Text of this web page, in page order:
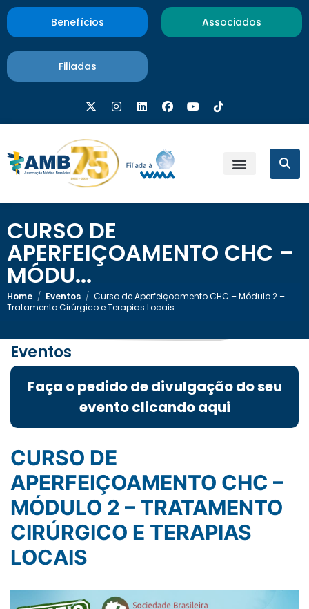
Benefícios Associados
Filiadas
CURSO DE
APERFEIÇOAMENTO CHC –
MÓDU...
Home / Eventos / Curso de Aperfeiçoamento CHC – Módulo 2 –
Tratamento Cirúrgico e Terapias Locais
Eventos
Faça o pedido de divulgação do seu
evento clicando aqui
CURSO DE
APERFEIÇOAMENTO CHC –
MÓDULO 2 – TRATAMENTO
CIRÚRGICO E TERAPIAS
LOCAIS